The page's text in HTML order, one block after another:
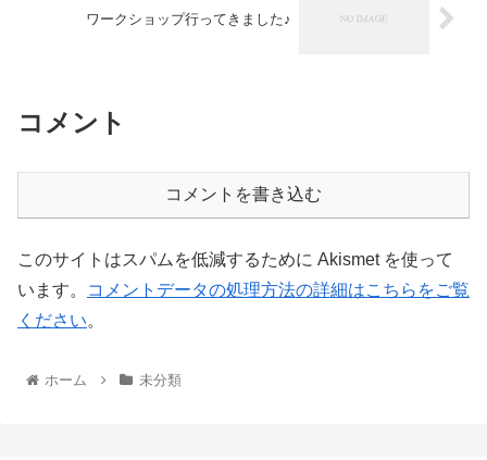
ワークショップ行ってきました♪
コメント
コメントを書き込む
このサイトはスパムを低減するために Akismet を使って
います。
コメントデータの処理方法の詳細はこちらをご覧
ください。
ホーム 未分類